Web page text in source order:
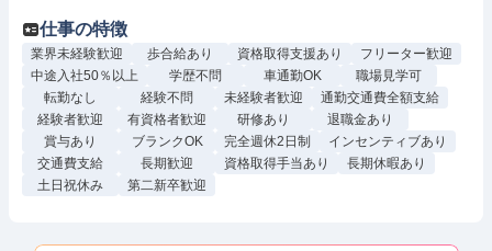
仕事の特徴
業界未経験歓迎 歩合給あり 資格取得支援あり
フリーター歓迎
中途入社50％以上
学歴不問 車通勤OK
職場見学可
転勤なし
経験不問 未経験者歓迎
通勤交通費全額支給
経験者歓迎
有資格者歓迎 研修あり
退職金あり
賞与あり
ブランクOK 完全週休2日制
インセンティブあり
交通費支給
長期歓迎 資格取得手当あり
長期休暇あり
土日祝休み
第二新卒歓迎